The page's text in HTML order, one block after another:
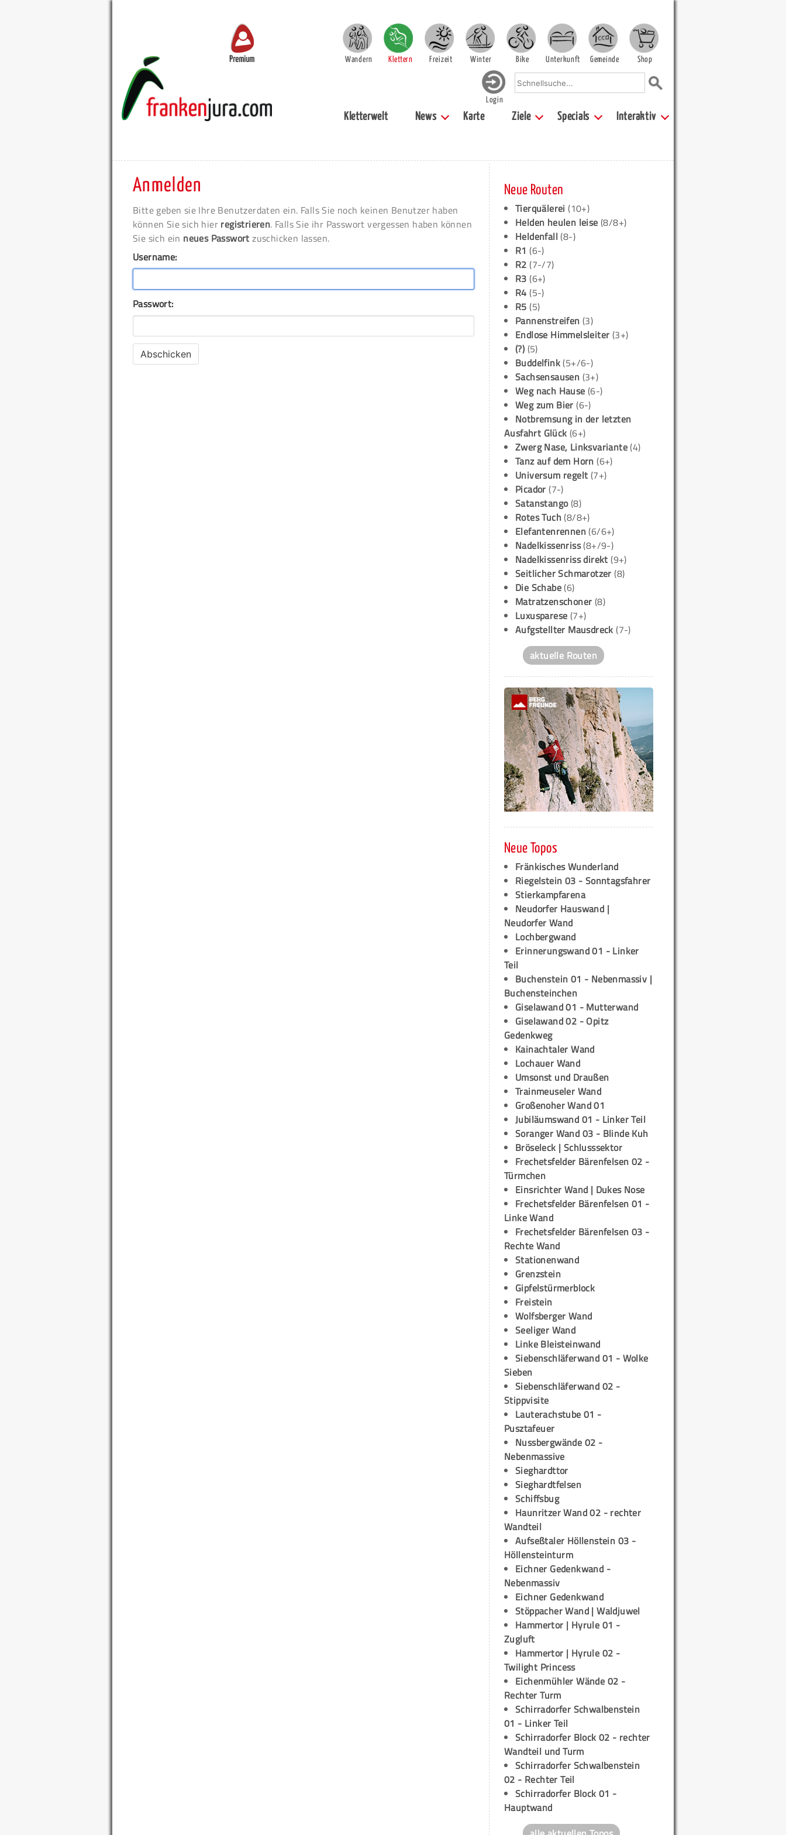
Premium Wandern Klettern Freizeit Winter Bike Unterkunft Gemeinde Shop
Login
Kletterwelt News Karte Ziele Specials Interaktiv
Anmelden
Bitte geben sie Ihre Benutzerdaten ein. Falls Sie noch keinen Benutzer haben
können Sie sich hier registrieren. Falls Sie ihr Passwort vergessen haben können
Sie sich ein neues Passwort zuschicken lassen.
Username:
Passwort:
Neue Routen
Tierquälerei (10+)
Helden heulen leise(8/8+)
Heldenfall(8-)
R1 (6-)
R2 (7-/7)
R3 (6+)
R4 (5-)
R5 (5)
Pannenstreifen (3)
Endlose Himmelsleiter (3+)
(?) (5)
Buddelfink(5+/6-)
Sachsensausen (3+)
Weg nach Hause (6-)
Weg zum Bier (6-)
Notbremsung in der letzten
Ausfahrt Glück (6+)
Zwerg Nase, Linksvariante(4)
Tanz auf dem Horn (6+)
Universum regelt (7+)
Picador (7-)
Satanstango(8)
Rotes Tuch(8/8+)
Elefantenrennen(6/6+)
Nadelkissenriss(8+/9-)
Nadelkissenriss direkt (9+)
Seitlicher Schmarotzer (8)
Die Schabe(6)
Matratzenschoner (8)
Luxusparese (7+)
Aufgstellter Mausdreck (7-)
aktuelle Routen
Neue Topos
Fränkisches Wunderland
Riegelstein 03 - Sonntagsfahrer
Stierkampfarena
Neudorfer Hauswand |
Neudorfer Wand
Lochbergwand
Erinnerungswand 01 - Linker
Teil
Buchenstein 01 - Nebenmassiv |
Buchensteinchen
Giselawand 01 - Mutterwand
Giselawand 02 - Opitz
Gedenkweg
Kainachtaler Wand
Lochauer Wand
Umsonst und Draußen
Trainmeuseler Wand
Großenoher Wand 01
Jubiläumswand 01 - Linker Teil
Soranger Wand 03 - Blinde Kuh
Bröseleck | Schlusssektor
Frechetsfelder Bärenfelsen 02 -
Türmchen
Einsrichter Wand | Dukes Nose
Frechetsfelder Bärenfelsen 01 -
Linke Wand
Frechetsfelder Bärenfelsen 03 -
Rechte Wand
Stationenwand
Grenzstein
Gipfelstürmerblock
Freistein
Wolfsberger Wand
Seeliger Wand
Linke Bleisteinwand
Siebenschläferwand 01 - Wolke
Sieben
Siebenschläferwand 02 -
Stippvisite
Lauterachstube 01 -
Pusztafeuer
Nussbergwände 02 -
Nebenmassive
Sieghardttor
Sieghardtfelsen
Schiffsbug
Haunritzer Wand 02 - rechter
Wandteil
Aufseßtaler Höllenstein 03 -
Höllensteinturm
Eichner Gedenkwand -
Nebenmassiv
Eichner Gedenkwand
Stöppacher Wand | Waldjuwel
Hammertor | Hyrule 01 -
Zugluft
Hammertor | Hyrule 02 -
Twilight Princess
Eichenmühler Wände 02 -
Rechter Turm
Schirradorfer Schwalbenstein
01 - Linker Teil
Schirradorfer Block 02 - rechter
Wandteil und Turm
Schirradorfer Schwalbenstein
02 - Rechter Teil
Schirradorfer Block 01 -
Hauptwand